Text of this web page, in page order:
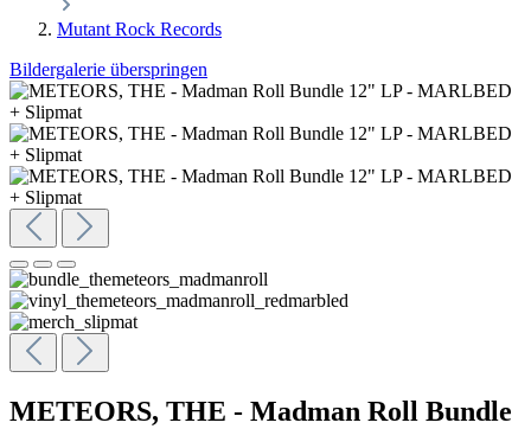
Mutant Rock Records
Bildergalerie überspringen
METEORS, THE - Madman Roll Bundle